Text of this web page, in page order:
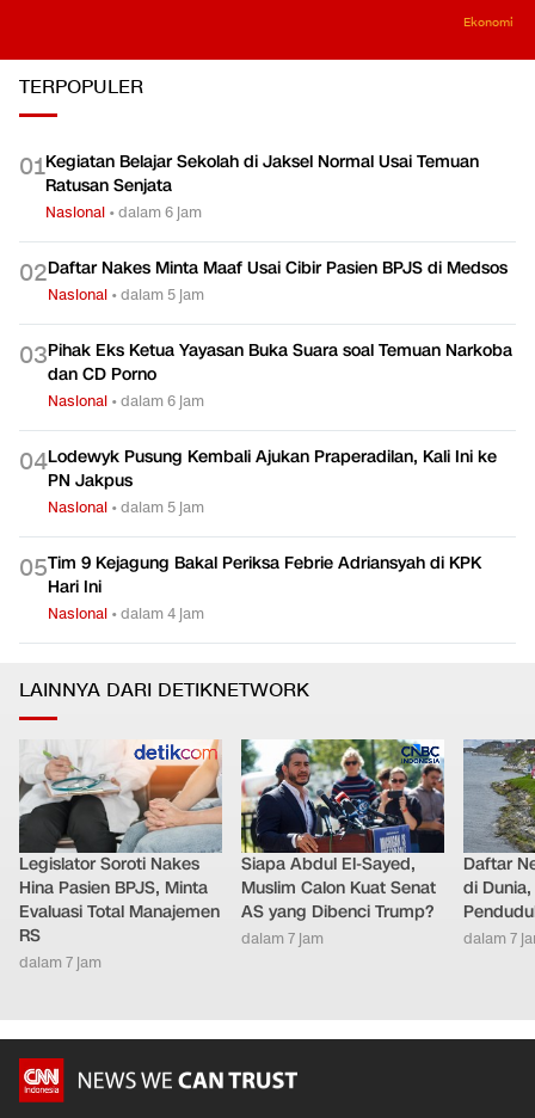
Ekonomi
TERPOPULER
01Kegiatan Belajar Sekolah di Jaksel Normal Usai Temuan
Ratusan Senjata
Nasional •dalam 6 jam
02Daftar Nakes Minta Maaf Usai Cibir Pasien BPJS di Medsos
Nasional •dalam 5 jam
03Pihak Eks Ketua Yayasan Buka Suara soal Temuan Narkoba
dan CD Porno
Nasional •dalam 6 jam
04Lodewyk Pusung Kembali Ajukan Praperadilan, Kali Ini ke
PN Jakpus
Nasional •dalam 5 jam
05Tim 9 Kejagung Bakal Periksa Febrie Adriansyah di KPK
Hari Ini
Nasional •dalam 4 jam
LAINNYA DARI DETIKNETWORK
Legislator Soroti Nakes
Hina Pasien BPJS, Minta
Evaluasi Total Manajemen
RS
dalam 7 jam
Siapa Abdul El-Sayed,
Muslim Calon Kuat Senat
AS yang Dibenci Trump?
dalam 7 jam
Daftar
di
dalam 7